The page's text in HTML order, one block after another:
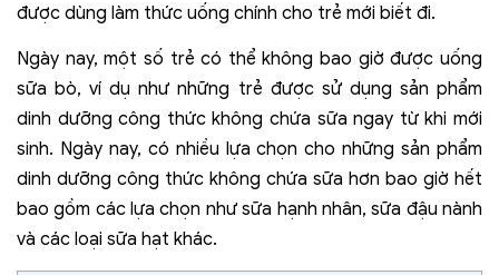
được dùng làm thức uống chính cho trẻ mới biết đi.
Ngày nay, một số trẻ có thể không bao giờ được uống
sữa bò, ví dụ như những trẻ được sử dụng sản phẩm
dinh dưỡng công thức không chứa sữa ngay từ khi mới
sinh. Ngày nay, có nhiều lựa chọn cho những sản phẩm
dinh dưỡng công thức không chứa sữa hơn bao giờ hết
bao gồm các lựa chọn như sữa hạnh nhân, sữa đậu nành
và các loại sữa hạt khác.